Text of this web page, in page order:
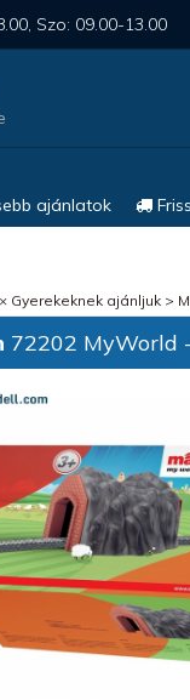
Szo: 09.00-13.00
ajánlatok
Gyerekeknek ajánljuk >
72202 MyWorld